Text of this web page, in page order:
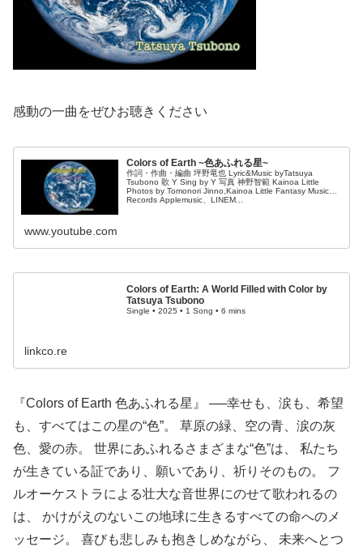
感動の一曲をぜひお聴きください
Colors of Earth ~色あふれる星~
作詞・作曲・編曲 坪野竜也 Lyric&Music byTatsuya
Tsubono 歌 Y Sing by Y 写真 神野智範 Kainoa Little
Photos by Tomonori Jinno,Kainoa Little Fantasy Music
Records Applemusic、LINEM...
www.youtube.com
Colors of Earth: A World Filled with Color by
Tatsuya Tsubono
Single • 2025 • 1 Song • 6 mins
linkco.re
『Colors of Earth 色あふれる星』 ──幸せも、涙も、希望
も、すべてはこの星の“色”。 草原の緑、空の青、涙の灰
色、愛の赤。 世界にあふれるさまざまな“色”は、 私たち
が生きている証であり、願いであり、祈りそのもの。 フ
ルオーケストラによる壮大な音世界にのせて歌われるの
は、 かけがえのないこの地球に生きるすべての命へのメ
ッセージ。 喜びも悲しみも抱きしめながら、 未来へとつ